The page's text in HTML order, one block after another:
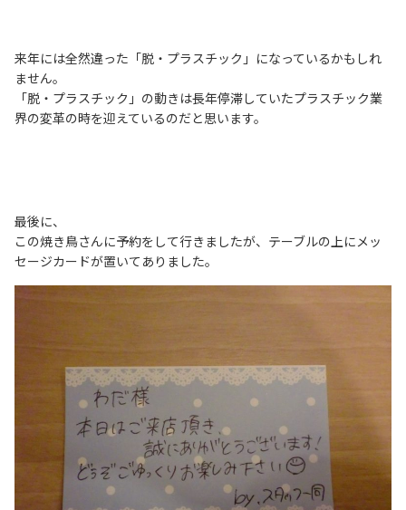
来年には全然違った「脱・プラスチック」になっているかもしれ
ません。
「脱・プラスチック」の動きは長年停滞していたプラスチック業
界の変革の時を迎えているのだと思います。
最後に、
この焼き鳥さんに予約をして行きましたが、テーブルの上にメッ
セージカードが置いてありました。